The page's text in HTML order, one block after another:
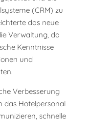
(CRM) zu
das neue
Verwaltung, da
Kenntnisse
und
Verbesserung
das Hotelpersonal
schnelle